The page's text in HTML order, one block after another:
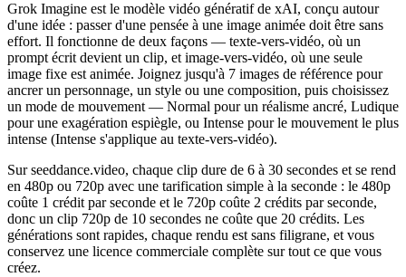
Grok Imagine est le modèle vidéo génératif de xAI, conçu autour
d'une idée : passer d'une pensée à une image animée doit être sans
effort. Il fonctionne de deux façons — texte-vers-vidéo, où un
prompt écrit devient un clip, et image-vers-vidéo, où une seule
image fixe est animée. Joignez jusqu'à 7 images de référence pour
ancrer un personnage, un style ou une composition, puis choisissez
un mode de mouvement — Normal pour un réalisme ancré, Ludique
pour une exagération espiègle, ou Intense pour le mouvement le plus
intense (Intense s'applique au texte-vers-vidéo).
Sur seeddance.video, chaque clip dure de 6 à 30 secondes et se rend
en 480p ou 720p avec une tarification simple à la seconde : le 480p
coûte 1 crédit par seconde et le 720p coûte 2 crédits par seconde,
donc un clip 720p de 10 secondes ne coûte que 20 crédits. Les
générations sont rapides, chaque rendu est sans filigrane, et vous
conservez une licence commerciale complète sur tout ce que vous
créez.